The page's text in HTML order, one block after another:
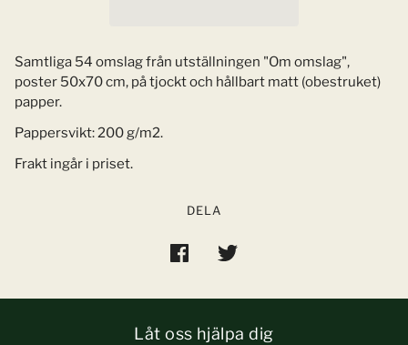
Samtliga 54 omslag från utställningen "Om omslag",
poster 50x70 cm, på tjockt och hållbart matt (obestruket)
papper.
Pappersvikt: 200 g/m2.
Frakt ingår i priset.
DELA
Låt oss hjälpa dig